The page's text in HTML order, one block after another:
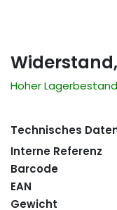
Hoher Lagerbestand
Technisches
Interne Referenz
Barcode
EAN
Gewicht